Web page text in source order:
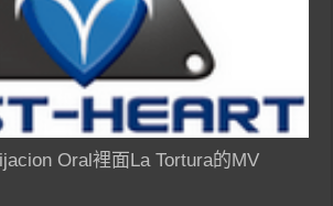
Oral裡面La Tortura的MV